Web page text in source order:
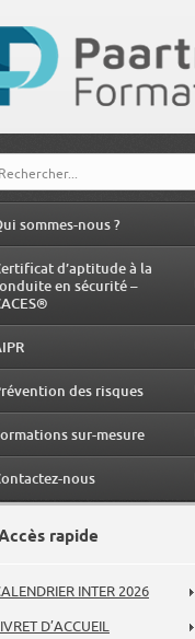
sommes-nous ?
d’aptitude à la
en sécurité –
des risques
sur-mesure
nous
rapide
INTER 2026
D’ACCUEIL